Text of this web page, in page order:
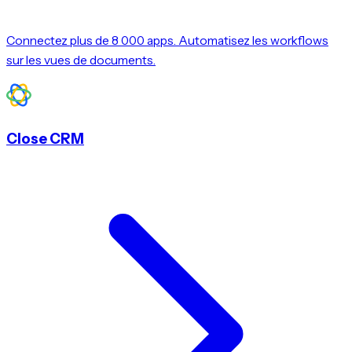
Connectez plus de 8 000 apps. Automatisez les workflows
sur les vues de documents.
Close CRM